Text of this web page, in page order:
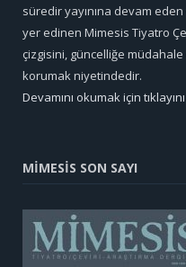
süredir yayınına devam
yer edinen Mimesis Tiyatro
çizgisini, güncelliğe müdahale
korumak niyetindedir.
Devamını okumak için
MİMESİS SON SAYI